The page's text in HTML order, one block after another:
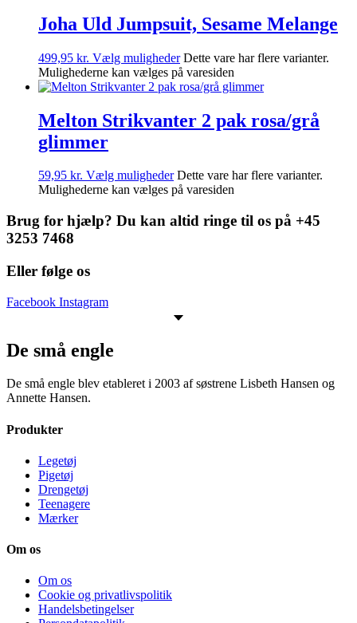
Joha Uld Jumpsuit, Sesame Melange
499,95 kr. Vælg muligheder Dette vare har flere varianter.
Mulighederne kan vælges på varesiden
Melton Strikvanter 2 pak rosa/grå
glimmer
59,95 kr. Vælg muligheder Dette vare har flere varianter.
Mulighederne kan vælges på varesiden
Brug for hjælp? Du kan altid ringe til os på +45
3253 7468
Eller følge os
Facebook Instagram
De små engle
De små engle blev etableret i 2003 af søstrene Lisbeth Hansen og
Annette Hansen.
Produkter
Legetøj
Pigetøj
Drengetøj
Teenagere
Mærker
Om os
Om os
Cookie og privatlivspolitik
Handelsbetingelser